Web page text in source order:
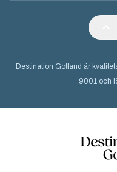
Destination Gotland är
9001 och